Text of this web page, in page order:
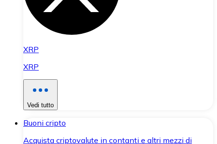
XRP
XRP
Vedi tutto
Buoni cripto
Acquista criptovalute in contanti e altri mezzi di